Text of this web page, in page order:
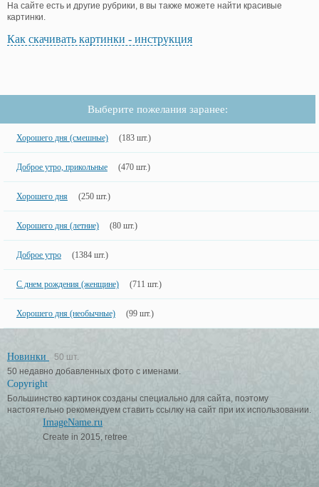
На сайте есть и другие рубрики, в вы также можете найти красивые
картинки.
Как скачивать картинки - инструкция
Выберите пожелания заранее:
Хорошего дня (смешные) (183 шт.)
Доброе утро, прикольные (470 шт.)
Хорошего дня (250 шт.)
Хорошего дня (летние) (80 шт.)
Доброе утро (1384 шт.)
С днем рождения (женщине) (711 шт.)
Хорошего дня (необычные) (99 шт.)
Новинки
50 шт.
50 недавно добавленных фото с именами.
Copyright
Большинство картинок созданы специально для сайта, поэтому
настоятельно рекомендуем ставить ссылку на сайт при их использовании.
ImageName.ru
Create in 2015, retree